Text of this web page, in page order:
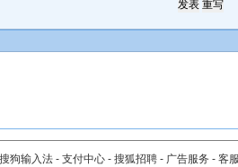
搜狗输入法 - 支付中心 - 搜狐招聘 - 广告服务 - 客